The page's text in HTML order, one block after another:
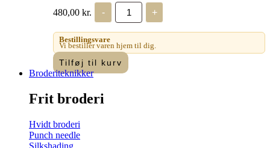
480,00 kr. -
Haandarbejdets
Fremme
-
Tusindfryd
pude
VO
antal
+
Bestillingsvare
Vi bestiller varen hjem til dig.
Tilføj til kurv
Broderiteknikker
Frit broderi
Hvidt broderi
Punch needle
Silkshading